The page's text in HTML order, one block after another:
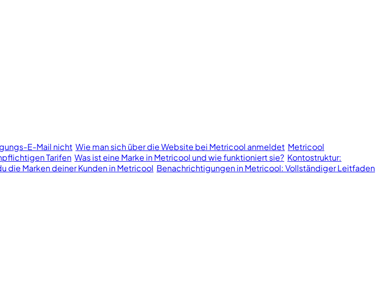
E-Mail nicht Wie man sich über die Website bei Metricool anmeldet Metricool
Tarifen Was ist eine Marke in Metricool und wie funktioniert sie? Kontostruktur:
die Marken deiner Kunden in Metricool Benachrichtigungen in Metricool: Vollständiger Leitfaden